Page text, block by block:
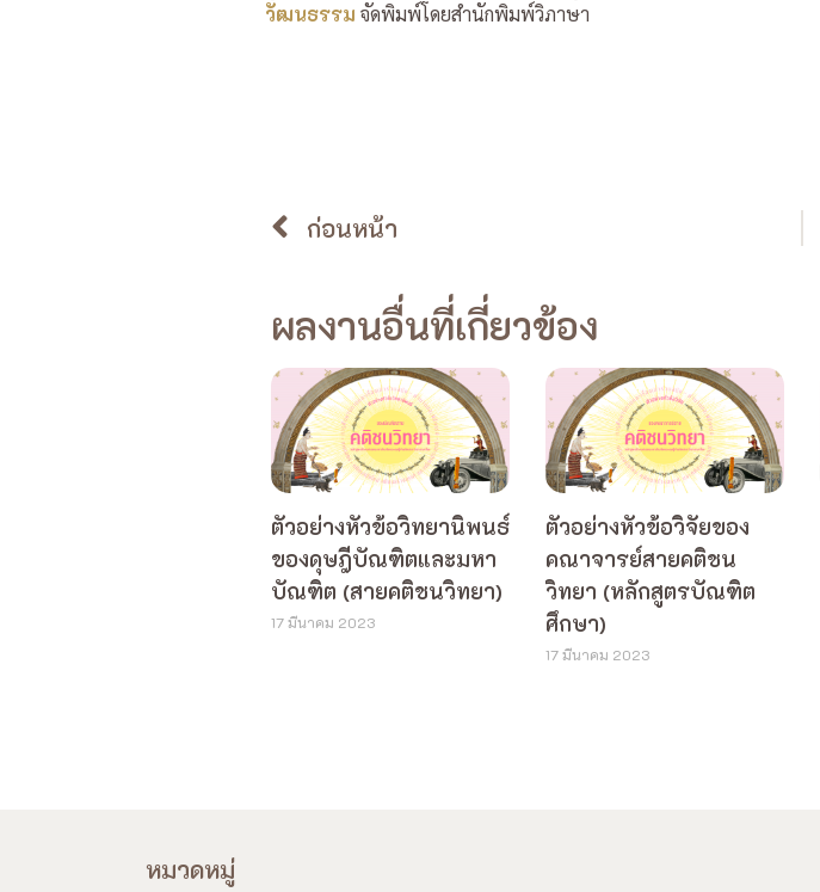
วัฒนธรรม จัดพิมพ์โดยสำนักพิมพ์วิภาษา
ก่อนหน้า
ผลงานอื่นที่เกี่ยวข้อง
ตัวอย่างหัวข้อวิทยานิพนธ์
ของดุษฎีบัณฑิตและมหา
บัณฑิต (สายคติชนวิทยา)
17 มีนาคม 2023
ตัวอย่างหัวข้อวิจัยของ
คณาจารย์สายคติชน
วิทยา (หลักสูตรบัณฑิต
ศึกษา)
17 มีนาคม 2023
หมวดหมู่